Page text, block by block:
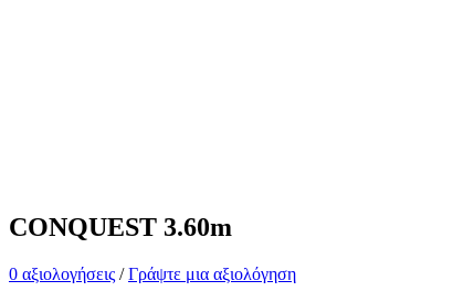
CONQUEST 3.60m
0 αξιολογήσεις /Γράψτε μια αξιολόγηση